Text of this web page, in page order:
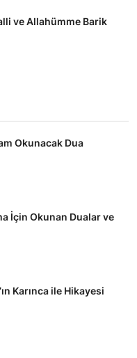
ve Allahümme Barik
Okunacak Dua
İçin Okunan Dualar ve
Karınca ile Hikayesi